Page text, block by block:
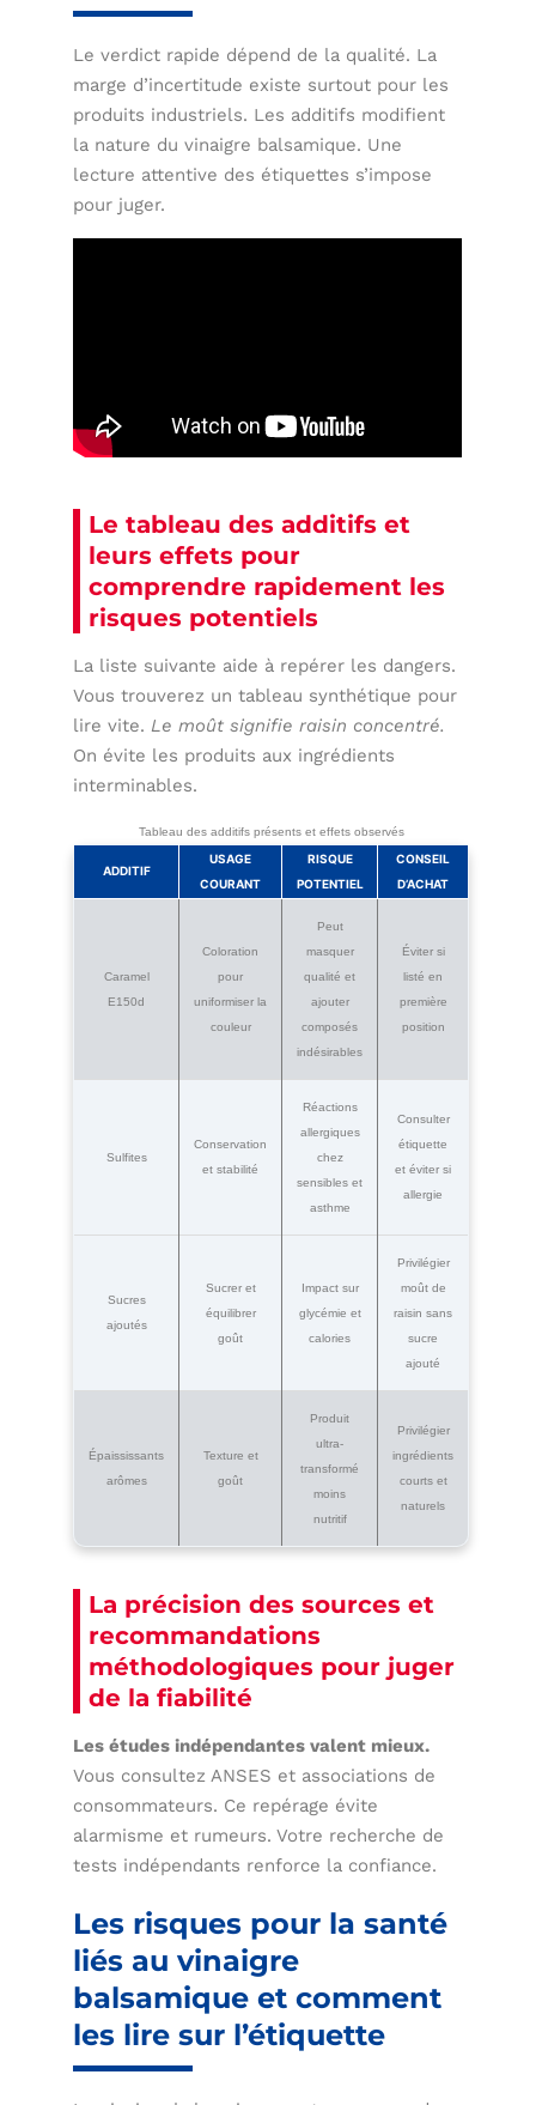
Le verdict rapide dépend de la qualité. La
marge d’incertitude existe surtout pour les
produits industriels. Les additifs modifient
la nature du vinaigre balsamique. Une
lecture attentive des étiquettes s’impose
pour juger.
Le tableau des additifs et
leurs effets pour
comprendre rapidement les
risques potentiels
La liste suivante aide à repérer les dangers.
Vous trouverez un tableau synthétique pour
lire vite.Le moût signifie raisin concentré.
On évite les produits aux ingrédients
interminables.
Tableau des additifs présents et effets observés
ADDITIF
USAGE
COURANT
RISQUE
POTENTIEL
CONSEIL
D’ACHAT
Caramel
E150d
Coloration
pour
uniformiser la
couleur
Peut
masquer
qualité et
ajouter
composés
indésirables
Éviter si
listé en
première
position
Sulfites
Conservation
et stabilité
Réactions
allergiques
chez
sensibles et
asthme
Consulter
étiquette
et éviter si
allergie
Sucres
ajoutés
Sucrer et
équilibrer
goût
Impact sur
glycémie et
calories
Privilégier
moût de
raisin sans
sucre
ajouté
Épaississants
arômes
Texture et
goût
Produit
ultra-
transformé
moins
nutritif
Privilégier
ingrédients
courts et
naturels
La précision des sources et
recommandations
méthodologiques pour juger
de la fiabilité
Les études indépendantes valent mieux.
Vous consultez ANSES et associations de
consommateurs. Ce repérage évite
alarmisme et rumeurs. Votre recherche de
tests indépendants renforce la confiance.
Les risques pour la santé
liés au vinaigre
balsamique et comment
les lire sur l’étiquette